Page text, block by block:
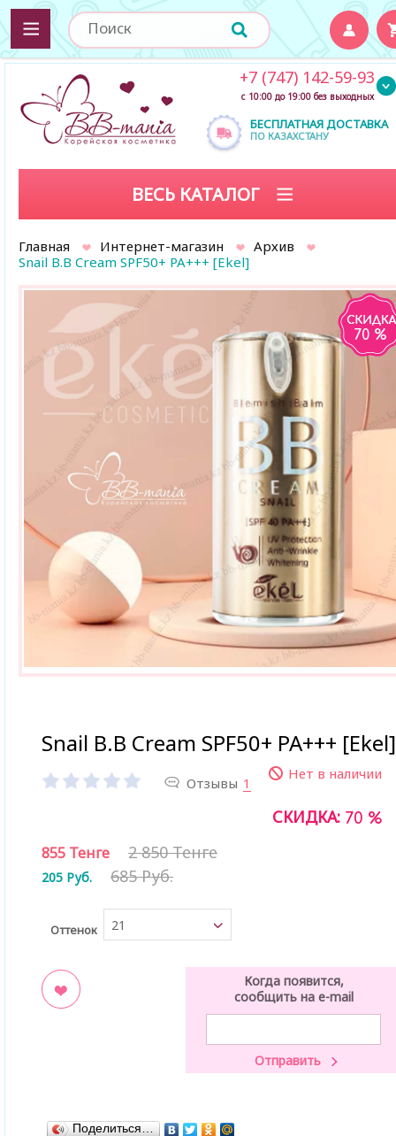
БЕСПЛАТНАЯ ДОСТАВКА
ПО КАЗАХСТАНУ
+7 (747) 142-59-93
с 10:00 до 19:00 без выходных
ВЕСЬ КАТАЛОГ
Главная Интернет-магазин
Архив
Snail B.B Cream SPF50+ PA+++ [Ekel]
70 %
Snail B.B Cream SPF50+ PA+++ [Ekel]
Отзывы 1
Нет в наличии
СКИДКА: 70 %
855 Тенге 2 850 Тенге
205 Руб. 685 Руб.
Оттенок 21
Когда появится,
сообщить на e-mail
Поделиться…